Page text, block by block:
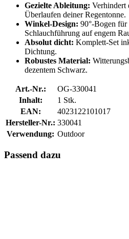
Gezielte Ableitung: Verhindert
Überlaufen deiner Regentonne.
Winkel-Design: 90°-Bogen für
Schlauchführung auf engem
Absolut dicht: Komplett-Set
Dichtung.
Robustes Material:
dezentem Schwarz.
Art.-Nr.:
OG-330041
Inhalt:
1 Stk.
EAN:
4023122101017
Hersteller-Nr.: 330041
Verwendung: Outdoor
Passend dazu